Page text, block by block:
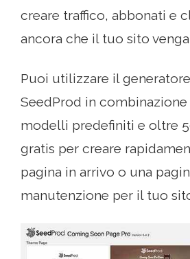
creare traffico, abbonati e
ancora che il tuo sito
Puoi utilizzare il
SeedProd in
modelli predefiniti e oltre
gratis per creare
pagina in arrivo o una
manutenzione per il tuo